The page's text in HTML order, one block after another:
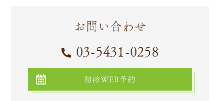
お問い合わせ
03-5431-0258
初診WEB予約